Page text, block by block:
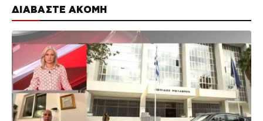
ΔΙΑΒΑΣΤΕ ΑΚΟΜΗ